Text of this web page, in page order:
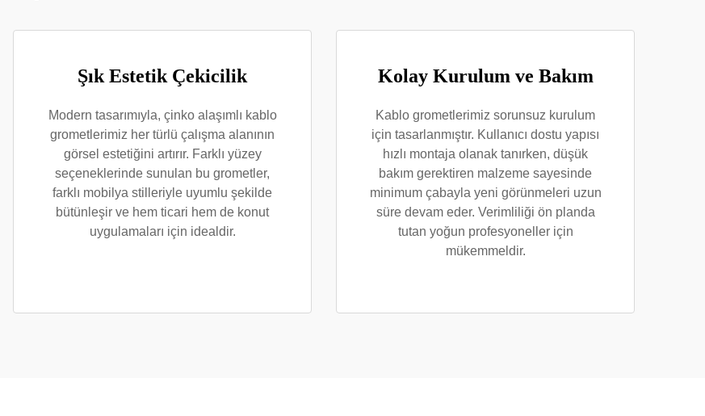
Şık Estetik Çekicilik
Modern tasarımıyla, çinko alaşımlı kablo
grometlerimiz her türlü çalışma alanının
görsel estetiğini artırır. Farklı yüzey
seçeneklerinde sunulan bu grometler,
farklı mobilya stilleriyle uyumlu şekilde
bütünleşir ve hem ticari hem de konut
uygulamaları için idealdir.
Kolay Kurulum ve Bakım
Kablo grometlerimiz sorunsuz kurulum
için tasarlanmıştır. Kullanıcı dostu yapısı
hızlı montaja olanak tanırken, düşük
bakım gerektiren malzeme sayesinde
minimum çabayla yeni görünmeleri uzun
süre devam eder. Verimliliği ön planda
tutan yoğun profesyoneller için
mükemmeldir.